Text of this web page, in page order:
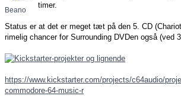
Beano
timer.
Status er at det er meget tæt på den 5. CD
rimelig chancer for Surrounding DVDen også (ved
https://www.kickstarter.com/projects/c64audio/
commodore-64-music-r